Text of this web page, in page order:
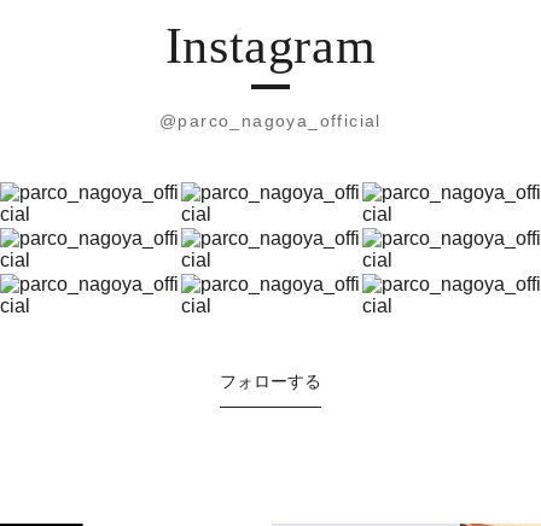
Instagram
@parco_nagoya_official
フォローする